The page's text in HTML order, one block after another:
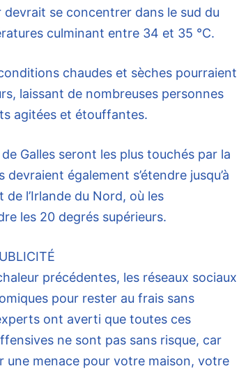
se concentrer dans le sud du
culminant entre 34 et 35 °C.
chaudes et sèches pourraient
laissant de nombreuses personnes
agitées et étouffantes.
Galles seront les plus touchés par la
également s’étendre jusqu’à
de l’Irlande du Nord, où les
les 20 degrés supérieurs.
précédentes, les réseaux sociaux
pour rester au frais sans
ont averti que toutes ces
ne sont pas sans risque, car
menace pour votre maison, votre